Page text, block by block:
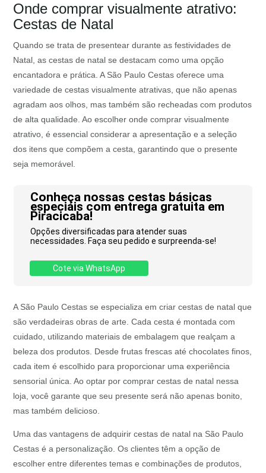
Onde comprar visualmente atrativo:
Cestas de Natal
Quando se trata de presentear durante as festividades de
Natal, as cestas de natal se destacam como uma opção
encantadora e prática. A São Paulo Cestas oferece uma
variedade de cestas visualmente atrativas, que não apenas
agradam aos olhos, mas também são recheadas com produtos
de alta qualidade. Ao escolher onde comprar visualmente
atrativo, é essencial considerar a apresentação e a seleção
dos itens que compõem a cesta, garantindo que o presente
seja memorável.
Conheça nossas cestas básicas
especiais com entrega gratuita em
Piracicaba!
Opções diversificadas para atender suas
necessidades. Faça seu pedido e surpreenda-se!
Cote via WhatsApp
A São Paulo Cestas se especializa em criar cestas de natal que
são verdadeiras obras de arte. Cada cesta é montada com
cuidado, utilizando materiais de embalagem que realçam a
beleza dos produtos. Desde frutas frescas até chocolates finos,
cada item é escolhido para proporcionar uma experiência
sensorial única. Ao optar por comprar cestas de natal nessa
loja, você garante que seu presente será não apenas bonito,
mas também delicioso.
Uma das vantagens de adquirir cestas de natal na São Paulo
Cestas é a personalização. Os clientes têm a opção de
escolher entre diferentes temas e combinações de produtos,